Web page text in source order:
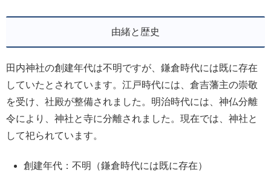
由緒と歴史
田内神社の創建年代は不明ですが、鎌倉時代には既に存在
していたとされています。江戸時代には、倉吉藩主の崇敬
を受け、社殿が整備されました。明治時代には、神仏分離
令により、神社と寺に分離されました。現在では、神社と
して祀られています。
創建年代：不明（鎌倉時代には既に存在）